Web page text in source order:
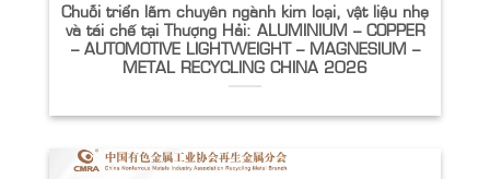
Chuỗi triển lãm chuyên ngành kim loại, vật liệu nhẹ
và tái chế tại Thượng Hải: ALUMINIUM – COPPER
– AUTOMOTIVE LIGHTWEIGHT – MAGNESIUM –
METAL RECYCLING CHINA 2026